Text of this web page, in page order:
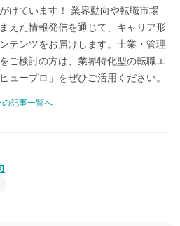
けています！ 業界動向や転職市場
えた情報発信を通じて、キャリア形
テンツをお届けします。士業・管理
ご検討の方は、業界特化型の転職エ
ュープロ」をぜひご活用ください。
の記事一覧へ